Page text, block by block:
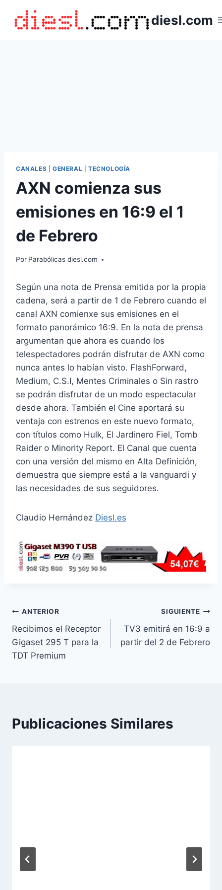
contenido
diesl.com
CANALES GENERAL TECNOLOGÍA
AXN comienza sus
emisiones en 16:9 el 1
de Febrero
Por Parabólicas diesl.com
Según una nota de Prensa emitida por la propia
cadena, será a partir de 1 de Febrero cuando el
canal AXN comienxe sus emisiones en el
formato panorámico 16:9. En la nota de prensa
argumentan que ahora es cuando los
telespectadores podrán disfrutar de AXN como
nunca antes lo habían visto. FlashForward,
Medium, C.S.I, Mentes Criminales o Sin rastro
se podrán disfrutar de un modo espectacular
desde ahora. También el Cine aportará su
ventaja con estrenos en este nuevo formato,
con títulos como Hulk, El Jardinero Fiel, Tomb
Raider o Minority Report. El Canal que cuenta
con una versión del mismo en Alta Definición,
demuestra que siempre está a la vanguardi y
las necesidades de sus seguidores.
Claudio Hernández Diesl.es
Navegación
de
entradas
ANTERIOR
Recibimos el Receptor
Gigaset 295 T para la
TDT Premium
SIGUIENTE
TV3 emitirá en 16:9 a
partir del 2 de Febrero
Publicaciones Similares